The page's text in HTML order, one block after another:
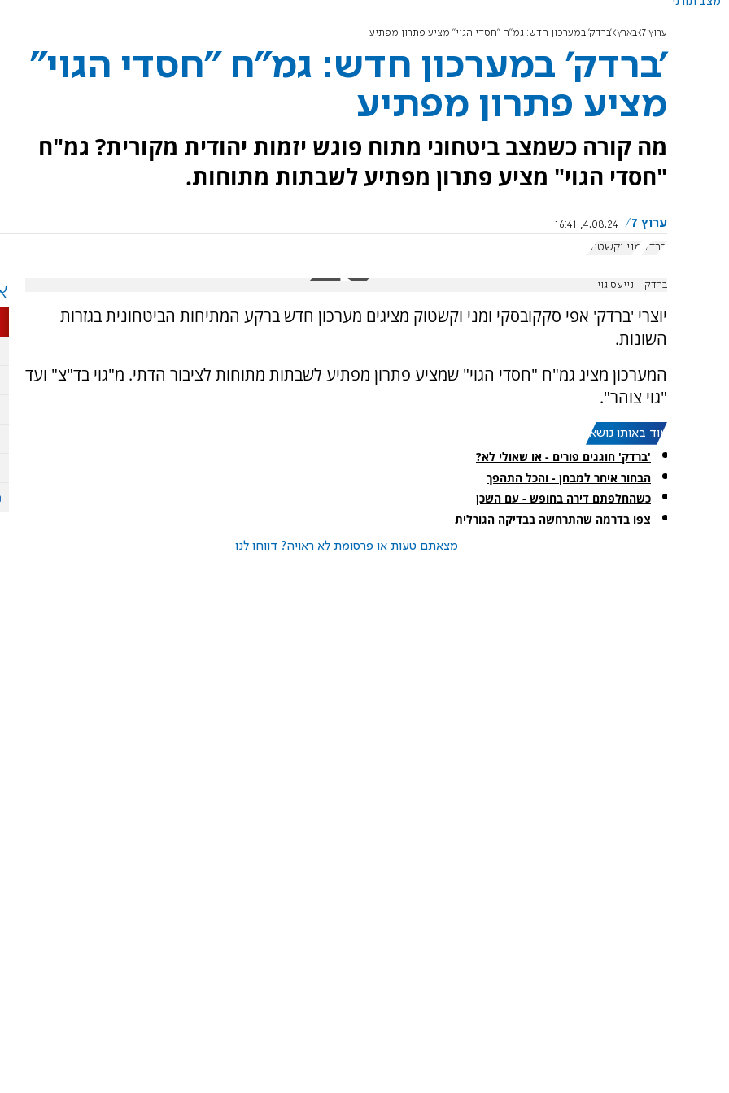
ערוץ 7 בארץ 'ברדק' במערכון חדש: גמ"ח "חסדי הגוי" מציע פתרון מפתיע
'ברדק' במערכון חדש: גמ"ח "חסדי הגוי"
מציע פתרון מפתיע
מה קורה כשמצב ביטחוני מתוח פוגש יזמות יהודית מקורית? גמ"ח
"חסדי הגוי" מציע פתרון מפתיע לשבתות מתוחות.
ערוץ 7
4.08.24, 16:41
ברדק מני וקשטוק
ברדק - נייעס גוי
יוצרי 'ברדק' אפי סקקובסקי ומני וקשטוק מציגים מערכון חדש ברקע המתיחות הביטחונית בגזרות
השונות.
המערכון מציג גמ"ח "חסדי הגוי" שמציע פתרון מפתיע לשבתות מתוחות לציבור הדתי. מ"גוי בד"צ" ועד
"גוי צוהר".
עוד באותו נושא:
'ברדק' חוגגים פורים - או שאולי לא?
הבחור איחר למבחן - והכל התהפך
כשהחלפתם דירה בחופש - עם השכן
צפו בדרמה שהתרחשה בבדיקה הגורלית
מצאתם טעות או פרסומת לא ראויה? דווחו לנו